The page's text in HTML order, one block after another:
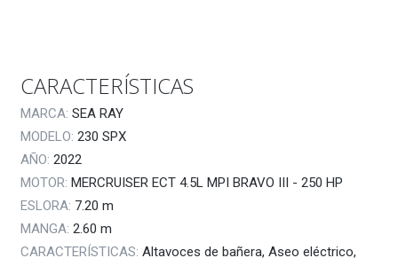
CARACTERÍSTICAS
MARCA: SEA RAY
MODELO: 230 SPX
AÑO: 2022
MOTOR: MERCRUISER ECT 4.5L MPI BRAVO III - 250 HP
ESLORA: 7.20 m
MANGA: 2.60 m
CARACTERÍSTICAS: Altavoces de bañera, Aseo eléctrico,